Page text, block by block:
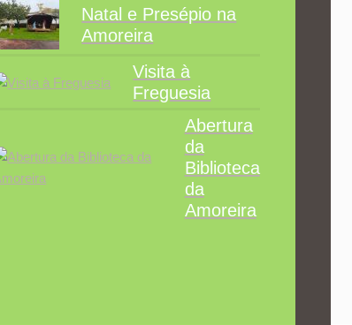
Natal e Presépio na
Amoreira
Visita à
Freguesia
Abertura
da
Biblioteca
da
Amoreira